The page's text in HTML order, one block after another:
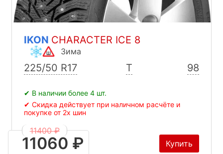
IKON CHARACTER ICE 8
Зима
225/50 R17 T 98
✔ В наличии более 4 шт.
✔ Скидка действует при наличном расчёте и
покупке от 2х шин
11400 ₽
11060 ₽ Купить